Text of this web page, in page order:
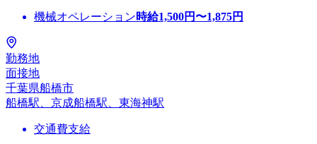
機械オペレーション時給1,500円〜1,875円
勤務地
面接地
千葉県船橋市
船橋駅、京成船橋駅、東海神駅
交通費支給